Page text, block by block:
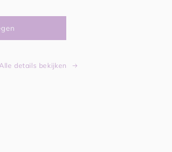
details bekijken